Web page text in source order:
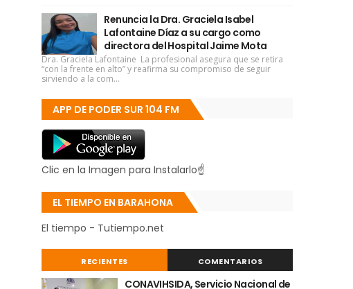
Renuncia la Dra. Graciela Isabel
Lafontaine Díaz a su cargo como
directora del Hospital Jaime Mota
Dra. Graciela Lafontaine La profesional asegura que se retira
“con la frente en alto” y reafirma su compromiso de seguir
sirviendo a la com...
APP DE PODER SUR 104 FM
Clic en la Imagen para Instalarlo☝
EL TIEMPO EN BARAHONA
El tiempo - Tutiempo.net
RECIENTES COMENTARIOS
CONAVIHSIDA, Servicio Nacional de